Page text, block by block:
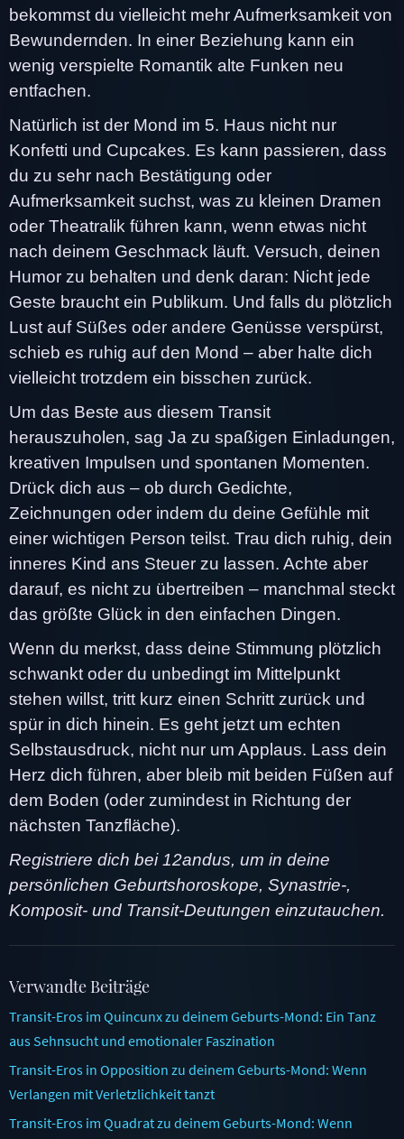
bekommst du vielleicht mehr Aufmerksamkeit von
Bewundernden. In einer Beziehung kann ein
wenig verspielte Romantik alte Funken neu
entfachen.
Natürlich ist der Mond im 5. Haus nicht nur
Konfetti und Cupcakes. Es kann passieren, dass
du zu sehr nach Bestätigung oder
Aufmerksamkeit suchst, was zu kleinen Dramen
oder Theatralik führen kann, wenn etwas nicht
nach deinem Geschmack läuft. Versuch, deinen
Humor zu behalten und denk daran: Nicht jede
Geste braucht ein Publikum. Und falls du plötzlich
Lust auf Süßes oder andere Genüsse verspürst,
schieb es ruhig auf den Mond – aber halte dich
vielleicht trotzdem ein bisschen zurück.
Um das Beste aus diesem Transit
herauszuholen, sag Ja zu spaßigen Einladungen,
kreativen Impulsen und spontanen Momenten.
Drück dich aus – ob durch Gedichte,
Zeichnungen oder indem du deine Gefühle mit
einer wichtigen Person teilst. Trau dich ruhig, dein
inneres Kind ans Steuer zu lassen. Achte aber
darauf, es nicht zu übertreiben – manchmal steckt
das größte Glück in den einfachen Dingen.
Wenn du merkst, dass deine Stimmung plötzlich
schwankt oder du unbedingt im Mittelpunkt
stehen willst, tritt kurz einen Schritt zurück und
spür in dich hinein. Es geht jetzt um echten
Selbstausdruck, nicht nur um Applaus. Lass dein
Herz dich führen, aber bleib mit beiden Füßen auf
dem Boden (oder zumindest in Richtung der
nächsten Tanzfläche).
Registriere dich bei 12andus, um in deine
persönlichen Geburtshoroskope, Synastrie-,
Komposit- und Transit-Deutungen einzutauchen.
Verwandte Beiträge
Transit-Eros im Quincunx zu deinem Geburts-Mond: Ein Tanz
aus Sehnsucht und emotionaler Faszination
Transit-Eros in Opposition zu deinem Geburts-Mond: Wenn
Verlangen mit Verletzlichkeit tanzt
Transit-Eros im Quadrat zu deinem Geburts-Mond: Wenn